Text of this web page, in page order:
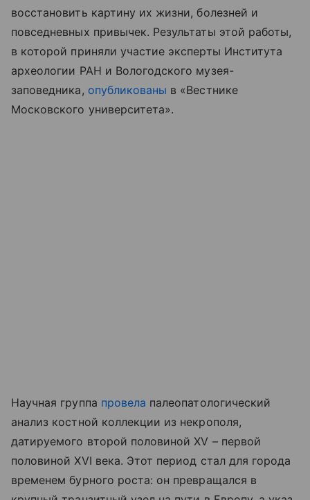
восстановить картину их жизни, болезней и
повседневных привычек. Результаты этой работы,
в которой приняли участие эксперты Института
археологии РАН и Вологодского музея-
заповедника, опубликованы в «Вестнике
Московского университета».
Научная группа провела палеопатологический
анализ костной коллекции из некрополя,
датируемого второй половиной XV – первой
половиной XVI века. Этот период стал для города
временем бурного роста: он превращался в